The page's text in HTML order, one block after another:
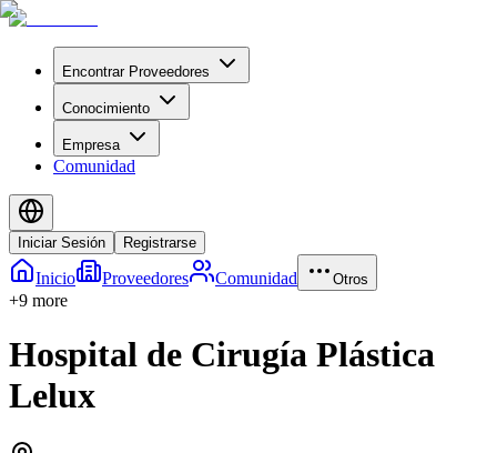
Encontrar Proveedores
Conocimiento
Empresa
Comunidad
Iniciar Sesión Registrarse
Inicio Proveedores Comunidad Otros
+9 more
Hospital de Cirugía Plástica
Lelux